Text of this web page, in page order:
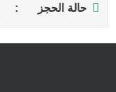
حالة الحجز